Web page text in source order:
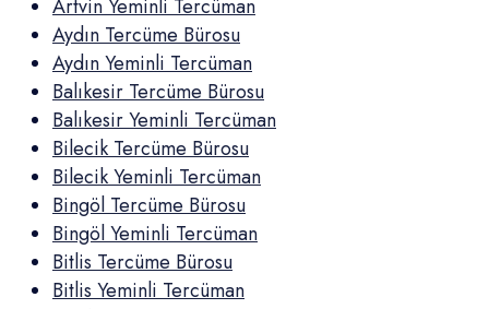
Artvin Yeminli Tercüman
Aydın Tercüme Bürosu
Aydın Yeminli Tercüman
Balıkesir Tercüme Bürosu
Balıkesir Yeminli Tercüman
Bilecik Tercüme Bürosu
Bilecik Yeminli Tercüman
Bingöl Tercüme Bürosu
Bingöl Yeminli Tercüman
Bitlis Tercüme Bürosu
Bitlis Yeminli Tercüman